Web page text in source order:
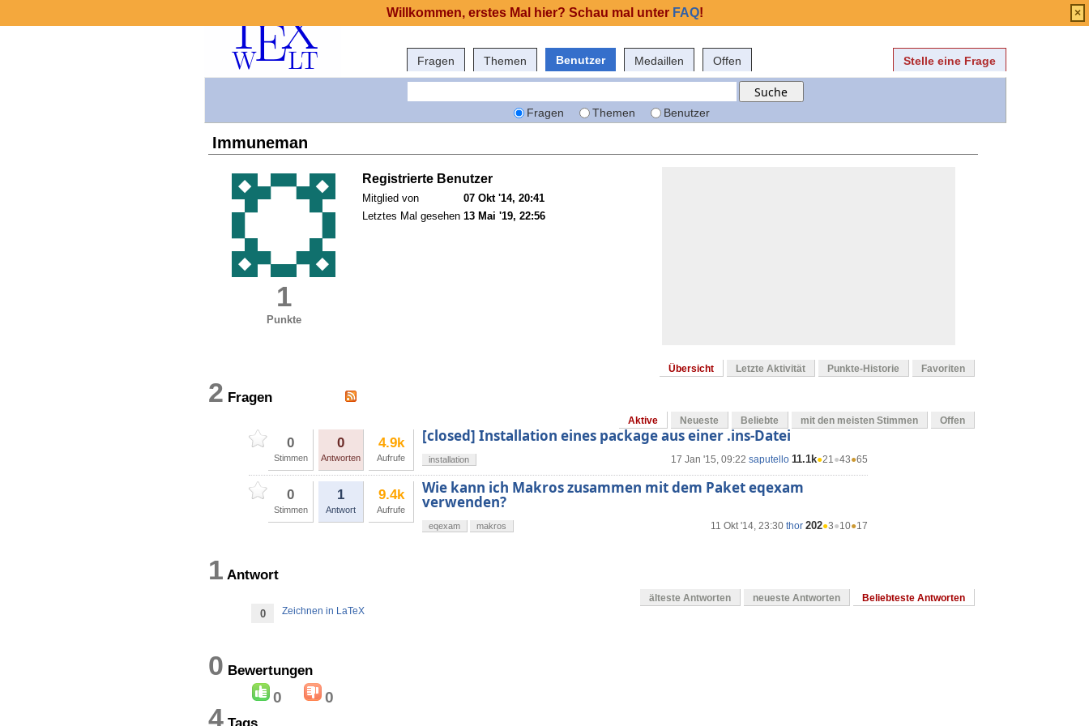
Fragen Themen Benutzer Medaillen Offen Stelle eine Frage
Fragen Themen Benutzer
Immuneman
1
Punkte
Registrierte Benutzer
Mitglied von
07 Okt '14, 20:41
Letztes Mal gesehen 13 Mai '19, 22:56
Übersicht Letzte Aktivität Punkte-Historie Favoriten
2 Fragen
Aktive Neueste Beliebte mit den meisten Stimmen Offen
0
Stimmen
0
Antworten
4.9k
Aufrufe
[closed] Installation eines package aus einer .ins-Datei
17 Jan '15, 09:22 saputello 11.1k●21●43●65
installation
0
Stimmen
1
Antwort
9.4k
Aufrufe
Wie kann ich Makros zusammen mit dem Paket eqexam
verwenden?
11 Okt '14, 23:30 thor 202●3●10●17
eqexam makros
1 Antwort
älteste Antworten neueste Antworten Beliebteste Antworten
0 Zeichnen in LaTeX
0 Bewertungen
0 0
4
Willkommen, erstes Mal hier? Schau mal unter FAQ! ×